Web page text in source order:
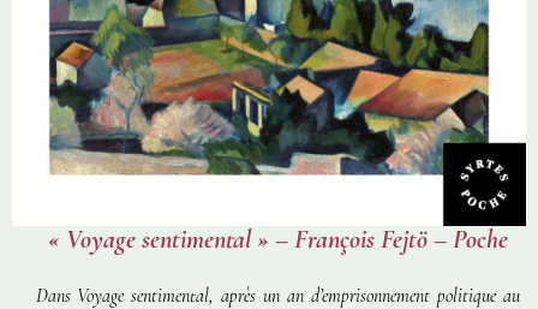
« Voyage sentimental » – François Fejtö – Poche
Dans Voyage sentimental, après un an d’emprisonnement politique au